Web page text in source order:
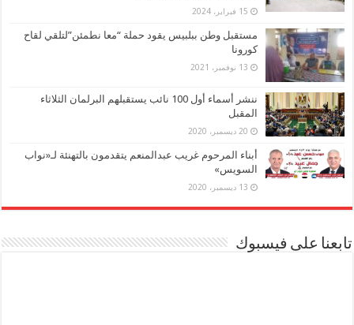
15 فبراير، 2024
مستقبل وطن ببلبيس يقود حملة “معا نطمئن”لتلقي لقاح
كورونا
13 نوفمبر، 2021
ننشر أسماء أول 100 نائب يستقبلهم البرلمان الثلاثاء
المقبل
20 ديسمبر، 2020
أبناء المرحوم غريب عبدالمنعم يتقدمون بالتهنئة لـ«نواب
السويس»
13 ديسمبر، 2020
تابعنا على فيسبوك